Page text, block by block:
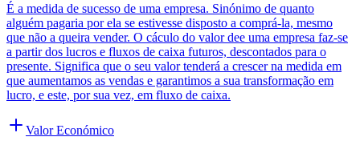
É a medida de sucesso de uma empresa. Sinónimo de quanto
alguém pagaria por ela se estivesse disposto a comprá-la, mesmo
que não a queira vender. O cáculo do valor dee uma empresa faz-se
a partir dos lucros e fluxos de caixa futuros, descontados para o
presente. Significa que o seu valor tenderá a crescer na medida em
que aumentamos as vendas e garantimos a sua transformação em
lucro, e este, por sua vez, em fluxo de caixa.
Valor Económico